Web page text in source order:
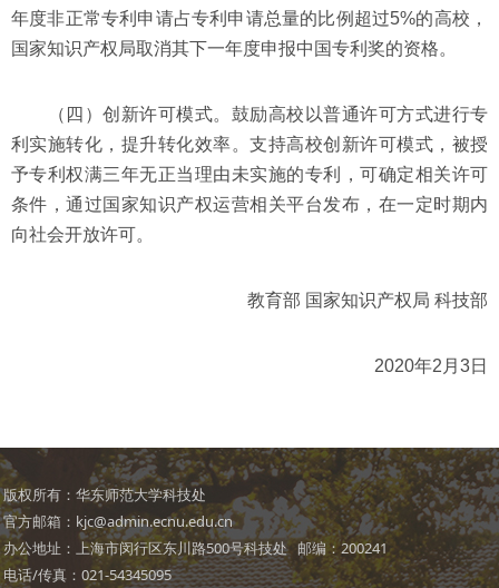
年度非正常专利申请占专利申请总量的比例超过5%的高校，
国家知识产权局取消其下一年度申报中国专利奖的资格。
（四）创新许可模式。鼓励高校以普通许可方式进行专
利实施转化，提升转化效率。支持高校创新许可模式，被授
予专利权满三年无正当理由未实施的专利，可确定相关许可
条件，通过国家知识产权运营相关平台发布，在一定时期内
向社会开放许可。
教育部 国家知识产权局 科技部
2020年2月3日
版权所有：华东师范大学科技处
官方邮箱：kjc@admin.ecnu.edu.cn
办公地址：上海市闵行区东川路500号科技处 邮编：200241
电话/传真：021-54345095